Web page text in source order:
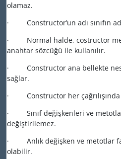
olamaz.
· Constructor’un adı sınıfın
· Normal halde, costructor
anahtar sözcüğü ile kullanılır.
· Constructor ana bellekte
sağlar.
· Constructor her
· Sınıf değişkenleri ve
değiştirilemez.
· Anlık değişken ve metotlar
olabilir.